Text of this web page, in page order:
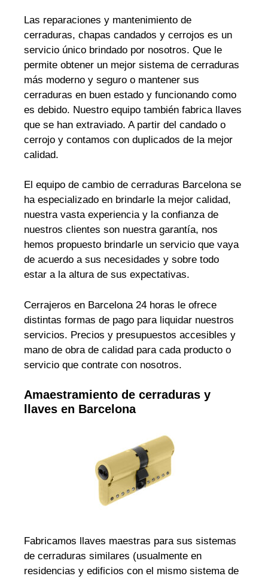
Las reparaciones y mantenimiento de
cerraduras, chapas candados y cerrojos es un
servicio único brindado por nosotros. Que le
permite obtener un mejor sistema de cerraduras
más moderno y seguro o mantener sus
cerraduras en buen estado y funcionando como
es debido. Nuestro equipo también fabrica llaves
que se han extraviado. A partir del candado o
cerrojo y contamos con duplicados de la mejor
calidad.
El equipo de cambio de cerraduras Barcelona se
ha especializado en brindarle la mejor calidad,
nuestra vasta experiencia y la confianza de
nuestros clientes son nuestra garantía, nos
hemos propuesto brindarle un servicio que vaya
de acuerdo a sus necesidades y sobre todo
estar a la altura de sus expectativas.
Cerrajeros en Barcelona 24 horas le ofrece
distintas formas de pago para liquidar nuestros
servicios. Precios y presupuestos accesibles y
mano de obra de calidad para cada producto o
servicio que contrate con nosotros.
Amaestramiento de cerraduras y
llaves en Barcelona
Fabricamos llaves maestras para sus sistemas
de cerraduras similares (usualmente en
residencias y edificios con el mismo sistema de